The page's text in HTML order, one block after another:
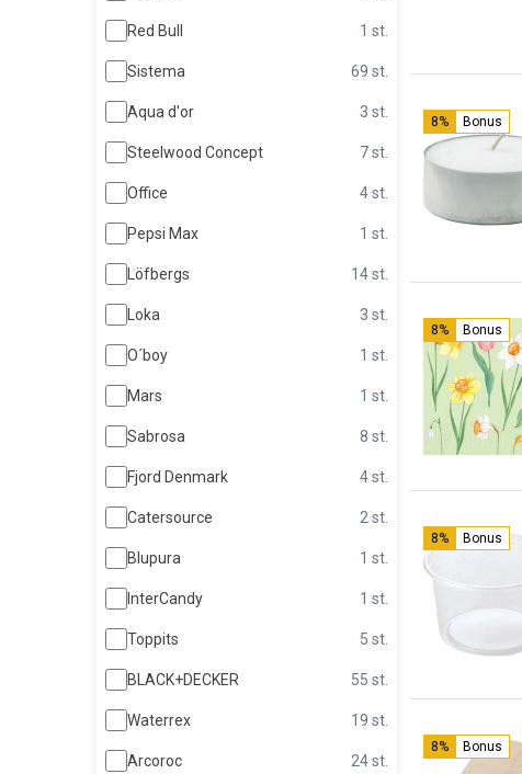
Red Bull 1 st.
Sistema 69 st.
Aqua d'or 3 st.
Steelwood Concept 7 st.
Office 4 st.
Pepsi Max 1 st.
Löfbergs 14 st.
Loka 3 st.
O´boy 1 st.
Mars 1 st.
Sabrosa 8 st.
Fjord Denmark 4 st.
Catersource 2 st.
Blupura 1 st.
InterCandy 1 st.
Toppits 5 st.
BLACK+DECKER 55 st.
Waterrex 19 st.
Arcoroc 24 st.
8% Bonus
8% Bonus
8% Bonus
8% Bonus